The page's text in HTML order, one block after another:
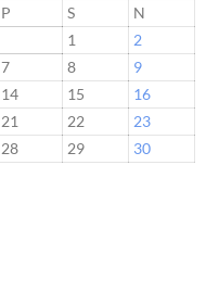
P S
N
1
2
7 8
9
14 15
16
21 22
23
28 29 30